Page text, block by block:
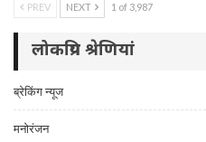
PREV NEXT 1 of 3,987
लोकप्रिय श्रेणियां
ब्रेकिंग न्यूज
मनोरंजन